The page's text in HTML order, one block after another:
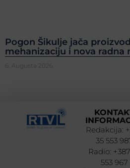
Pogon Šikulje jača
mehanizaciju i nova radna
6. Augusta 2026.
Redakcija:
35 553
Radio:
553 967